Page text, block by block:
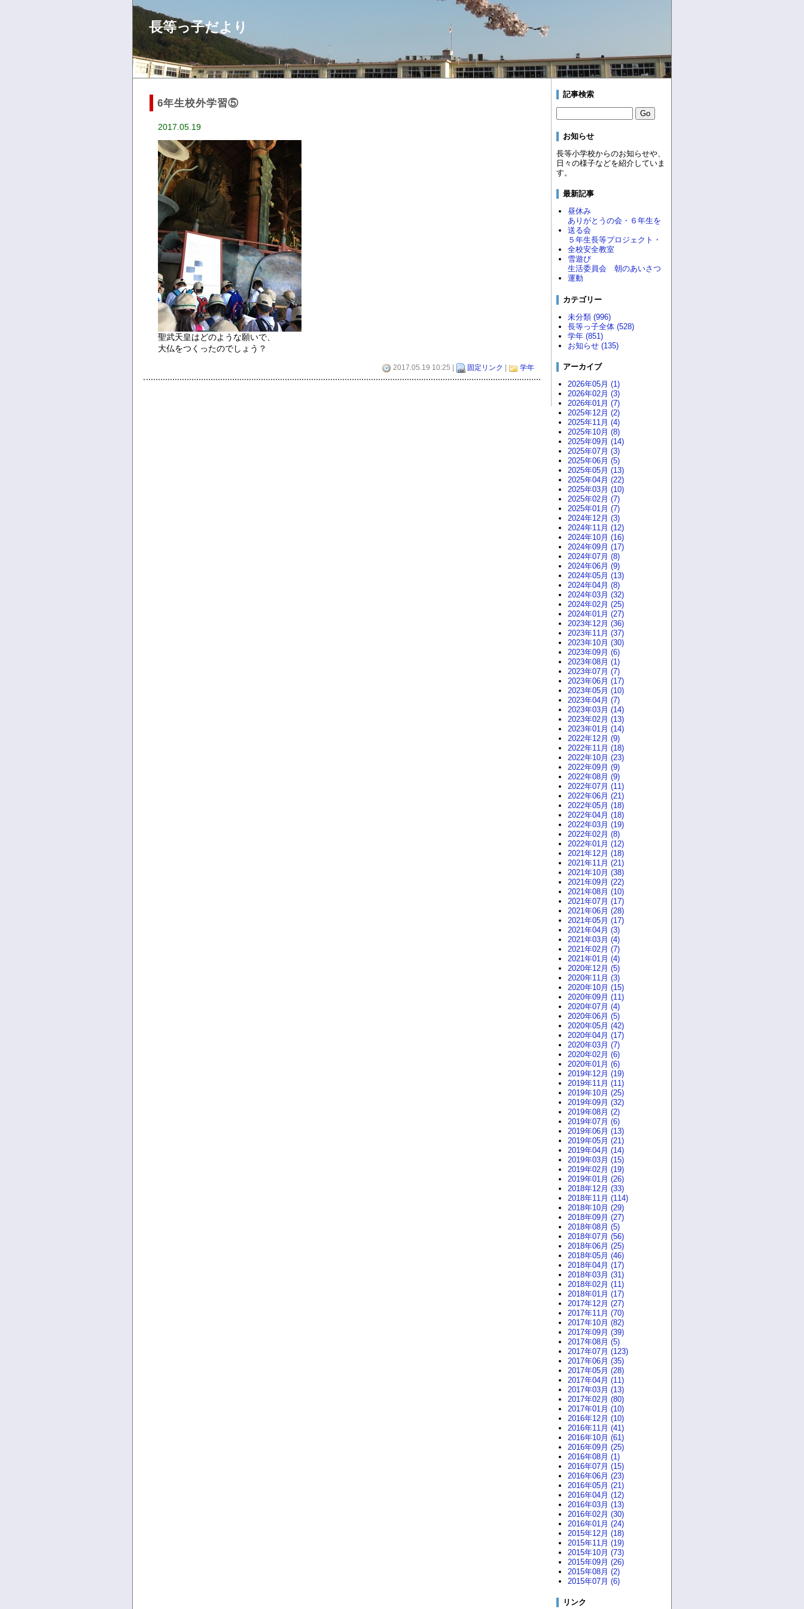
長等っ子だより
6年生校外学習⑤
2017.05.19
聖武天皇はどのような願いで、
大仏をつくったのでしょう？
2017.05.19 10:25 | 固定リンク 学年
記事検索
お知らせ
長等小学校からのお知らせや、
日々の様子などを紹介していま
す。
最新記事
昼休み
ありがとうの会・６年生を
送る会
５年生長等プロジェクト・
全校安全教室
雪遊び
生活委員会 朝のあいさつ
運動
カテゴリー
未分類 (996)
長等っ子全体 (528)
学年 (851)
お知らせ (135)
アーカイブ
2026年05月 (1)
2026年02月 (3)
2026年01月 (7)
2025年12月 (2)
2025年11月 (4)
2025年10月 (8)
2025年09月 (14)
2025年07月 (3)
2025年06月 (5)
2025年05月 (13)
2025年04月 (22)
2025年03月 (10)
2025年02月 (7)
2025年01月 (7)
2024年12月 (3)
2024年11月 (12)
2024年10月 (16)
2024年09月 (17)
2024年07月 (8)
2024年06月 (9)
2024年05月 (13)
2024年04月 (8)
2024年03月 (32)
2024年02月 (25)
2024年01月 (27)
2023年12月 (36)
2023年11月 (37)
2023年10月 (30)
2023年09月 (6)
2023年08月 (1)
2023年07月 (7)
2023年06月 (17)
2023年05月 (10)
2023年04月 (7)
2023年03月 (14)
2023年02月 (13)
2023年01月 (14)
2022年12月 (9)
2022年11月 (18)
2022年10月 (23)
2022年09月 (9)
2022年08月 (9)
2022年07月 (11)
2022年06月 (21)
2022年05月 (18)
2022年04月 (18)
2022年03月 (19)
2022年02月 (8)
2022年01月 (12)
2021年12月 (18)
2021年11月 (21)
2021年10月 (38)
2021年09月 (22)
2021年08月 (10)
2021年07月 (17)
2021年06月 (28)
2021年05月 (17)
2021年04月 (3)
2021年03月 (4)
2021年02月 (7)
2021年01月 (4)
2020年12月 (5)
2020年11月 (3)
2020年10月 (15)
2020年09月 (11)
2020年07月 (4)
2020年06月 (5)
2020年05月 (42)
2020年04月 (17)
2020年03月 (7)
2020年02月 (6)
2020年01月 (6)
2019年12月 (19)
2019年11月 (11)
2019年10月 (25)
2019年09月 (32)
2019年08月 (2)
2019年07月 (6)
2019年06月 (13)
2019年05月 (21)
2019年04月 (14)
2019年03月 (15)
2019年02月 (19)
2019年01月 (26)
2018年12月 (33)
2018年11月 (114)
2018年10月 (29)
2018年09月 (27)
2018年08月 (5)
2018年07月 (56)
2018年06月 (25)
2018年05月 (46)
2018年04月 (17)
2018年03月 (31)
2018年02月 (11)
2018年01月 (17)
2017年12月 (27)
2017年11月 (70)
2017年10月 (82)
2017年09月 (39)
2017年08月 (5)
2017年07月 (123)
2017年06月 (35)
2017年05月 (28)
2017年04月 (11)
2017年03月 (13)
2017年02月 (80)
2017年01月 (10)
2016年12月 (10)
2016年11月 (41)
2016年10月 (61)
2016年09月 (25)
2016年08月 (1)
2016年07月 (15)
2016年06月 (23)
2016年05月 (21)
2016年04月 (12)
2016年03月 (13)
2016年02月 (30)
2016年01月 (24)
2015年12月 (18)
2015年11月 (19)
2015年10月 (73)
2015年09月 (26)
2015年08月 (2)
2015年07月 (6)
リンク